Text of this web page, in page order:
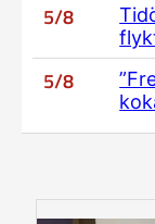
5/8
5/8